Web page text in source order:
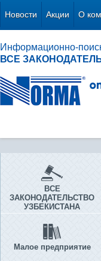
Новости Акции О
Информационно-
ВСЕ
ВСЕ
ЗАКОНОДАТЕЛЬСТВО
УЗБЕКИСТАНА
Малое предприятие